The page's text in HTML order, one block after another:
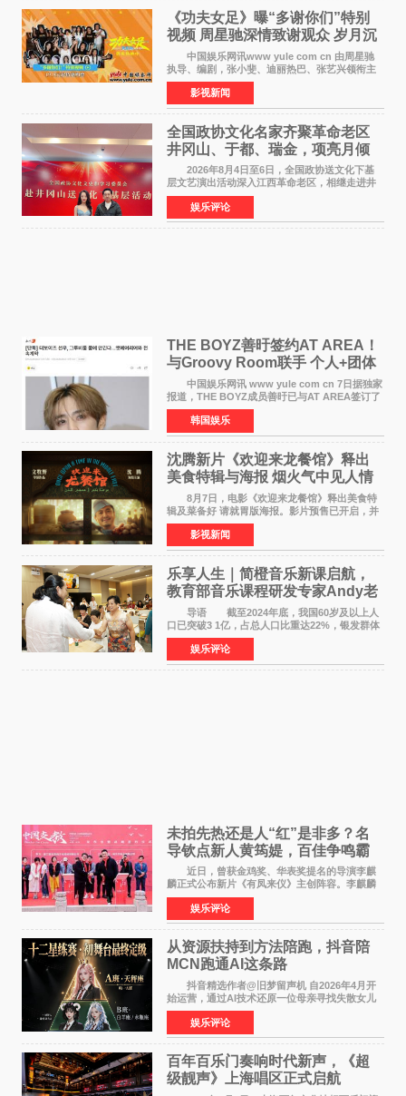
《功夫女足》曝“多谢你们”特别
视频 周星驰深情致谢观众 岁月沉
淀不灭初心
中国娱乐网讯www yule com cn 由周星驰
执导、编剧，张小斐、迪丽热巴、张艺兴领衔主
演，刘嘉玲、佐藤健特别出演，艾米、雪野、蔡
思贝、胡予安、倪好特别介绍的喜剧电影《功夫
女足》释出多谢你
影视新闻
全国政协文化名家齐聚革命老区
井冈山、于都、瑞金，项亮月倾
情献唱《桃花谣》致敬红色沃土
2026年8月4日至6日，全国政协送文化下基
层文艺演出活动深入江西革命老区，相继走进井
冈山、于都长征出发地、瑞金三地。由全国政协
文化文史和学习委员会副主任、甘肃省政协原主
席欧阳坚率团，一
娱乐评论
THE BOYZ善旴签约AT AREA！
与Groovy Room联手 个人+团体
活动并行
中国娱乐网讯 www yule com cn 7日据独家
报道，THE BOYZ成员善旴已与AT AREA签订了
专属合约。AT AREA是由知名制作人组合
Groovy Room创立的hip-hop厂牌，旗下拥有多
位实力派音乐人，在韩
韩国娱乐
沈腾新片《欢迎来龙餐馆》释出
美食特辑与海报 烟火气中见人情
温暖
8月7日，电影《欢迎来龙餐馆》释出美食特
辑及菜备好 请就胃版海报。影片预售已开启，并
将于8月8日至10日14:00-21:00举行全国超前点
映。电影《欢迎来龙餐馆》作为战争美食喜剧大
片，讲述了中国
影视新闻
乐享人生｜简橙音乐新课启航，
教育部音乐课程研发专家Andy老
师重磅入驻领航银龄琴声
导语 截至2024年底，我国60岁及以上人
口已突破3 1亿，占总人口比重达22%，银发群体
的精神文化需求日益凸显。2024年1月，国务院办
公厅印发《关于发展银发经济增进老年人福祉的
意见》——这是
娱乐评论
未拍先热还是人“红”是非多？名
导钦点新人黄筠媞，百佳争鸣霸
气回应
近日，曾获金鸡奖、华表奖提名的导演李麒
麟正式公布新片《有凤来仪》主创阵容。李麒麟
早年凭电影《华容道》获得金鸡奖、华表奖提
名，此后长期参与国内外电影制作，其担任制片
人参与的作品亦曾
娱乐评论
从资源扶持到方法陪跑，抖音陪
MCN跑通AI这条路
抖音精选作者@旧梦留声机 自2026年4月开
始运营，通过AI技术还原一位母亲寻找失散女儿
的故事，凭借强情感表达获得大量用户关注，发
布仅21小时便获得超1亿曝光、超1000万互动。
此后，账号持续沿
娱乐评论
百年百乐门奏响时代新声，《超
级靓声》上海唱区正式启航